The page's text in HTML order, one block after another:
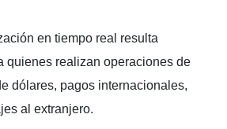
en tiempo real resulta
quienes realizan operaciones de
dólares, pagos internacionales,
al extranjero.